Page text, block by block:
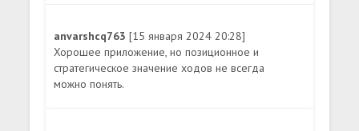
anvarshcq763[15 января 2024 20:28]
Хорошее приложение, но позиционное и
стратегическое значение ходов не всегда
можно понять.